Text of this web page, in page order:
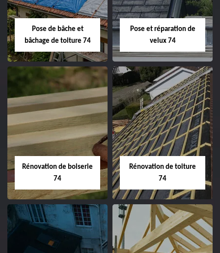
Pose de bâche et
bâchage de toiture 74
Pose et réparation de
velux 74
Rénovation de boiserie
74
Rénovation de toiture
74